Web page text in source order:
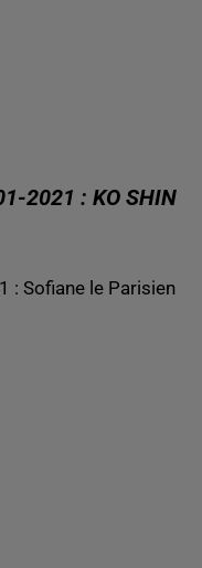
2021 : KO SHIN